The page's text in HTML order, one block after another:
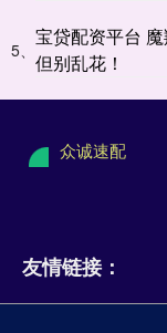
5、
宝贷配资平台
但别乱花！
众诚速配
友情链接：